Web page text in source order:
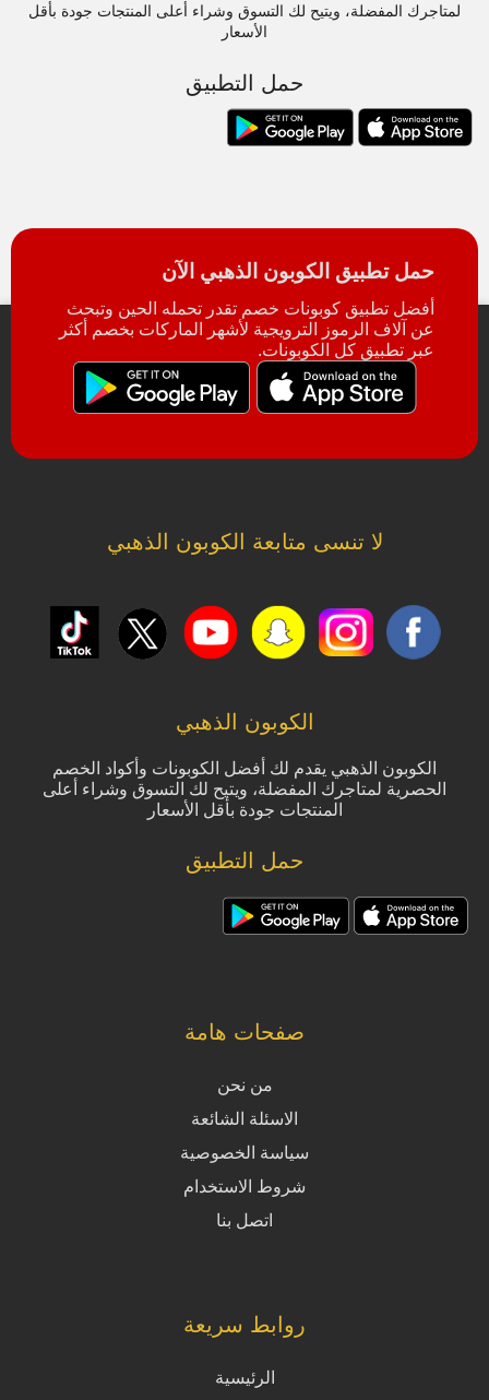
لمتاجرك المفضلة، ويتيح لك التسوق وشراء أعلى المنتجات جودة بأقل
الأسعار
حمل التطبيق
حمل تطبيق الكوبون الذهبي الآن
أفضل تطبيق كوبونات خصم تقدر تحمله الحين وتبحث
عن آلاف الرموز الترويجية لأشهر الماركات بخصم أكثر
عبر تطبيق كل الكوبونات.
لا تنسى متابعة الكوبون الذهبي
الكوبون الذهبي
الكوبون الذهبي يقدم لك أفضل الكوبونات وأكواد الخصم
الحصرية لمتاجرك المفضلة، ويتيح لك التسوق وشراء أعلى
المنتجات جودة بأقل الأسعار
حمل التطبيق
صفحات هامة
من نحن
الاسئلة الشائعة
سياسة الخصوصية
شروط الاستخدام
اتصل بنا
روابط سريعة
الرئيسية